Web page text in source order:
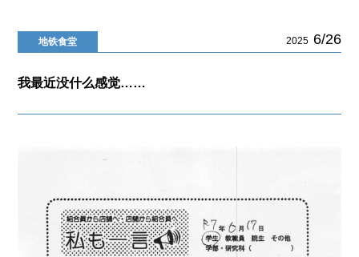
地铁食堂 2025 6/26
我最近没什么感觉……